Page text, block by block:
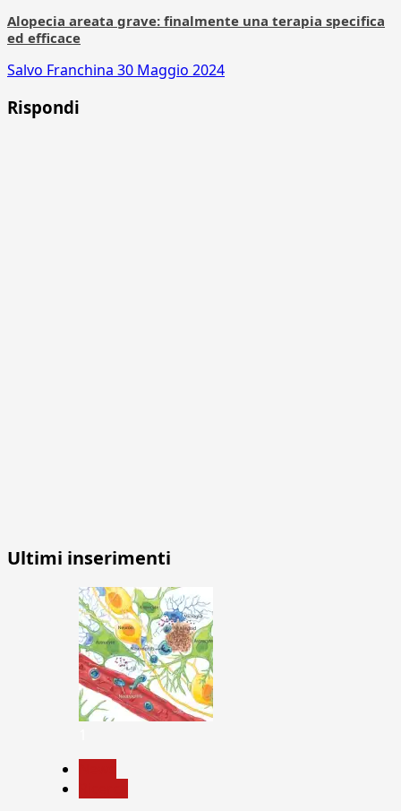
Alopecia areata grave: finalmente una terapia specifica
ed efficace
Salvo Franchina 30 Maggio 2024
Rispondi
Ultimi inserimenti